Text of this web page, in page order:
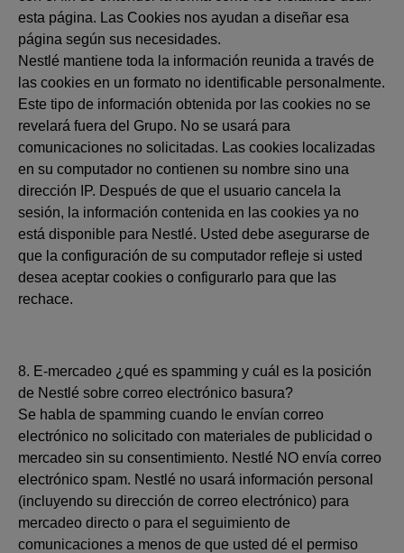
esta página. Las Cookies nos ayudan a diseñar esa
página según sus necesidades.
Nestlé mantiene toda la información reunida a través de
las cookies en un formato no identificable personalmente.
Este tipo de información obtenida por las cookies no se
revelará fuera del Grupo. No se usará para
comunicaciones no solicitadas. Las cookies localizadas
en su computador no contienen su nombre sino una
dirección IP. Después de que el usuario cancela la
sesión, la información contenida en las cookies ya no
está disponible para Nestlé. Usted debe asegurarse de
que la configuración de su computador refleje si usted
desea aceptar cookies o configurarlo para que las
rechace.
8. E-mercadeo ¿qué es spamming y cuál es la posición
de Nestlé sobre correo electrónico basura?
Se habla de spamming cuando le envían correo
electrónico no solicitado con materiales de publicidad o
mercadeo sin su consentimiento. Nestlé NO envía correo
electrónico spam. Nestlé no usará información personal
(incluyendo su dirección de correo electrónico) para
mercadeo directo o para el seguimiento de
comunicaciones a menos de que usted dé el permiso